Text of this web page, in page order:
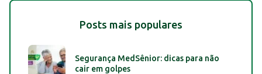
Posts mais populares
Segurança MedSênior: dicas para não
cair em golpes